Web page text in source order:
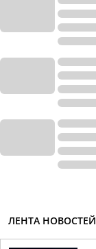
ЛЕНТА НОВОСТЕЙ